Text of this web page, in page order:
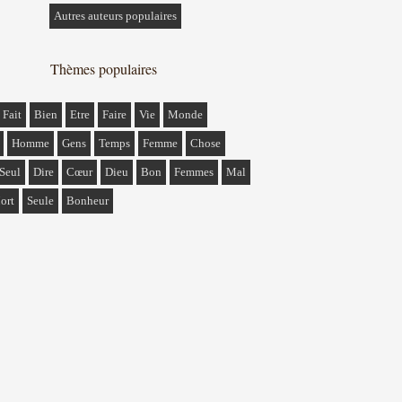
Autres auteurs populaires
Thèmes populaires
Fait Bien Etre Faire Vie Monde
Homme Gens Temps Femme Chose
Seul Dire Cœur Dieu Bon Femmes Mal
Seule Bonheur